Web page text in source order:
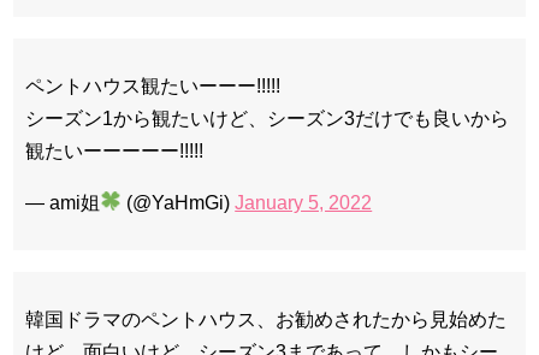
ペントハウス観たいーーー!!!!!
シーズン1から観たいけど、シーズン3だけでも良いから
観たいーーーーー!!!!!
— ami姐 (@YaHmGi)January 5, 2022
韓国ドラマのペントハウス、お勧めされたから見始めた